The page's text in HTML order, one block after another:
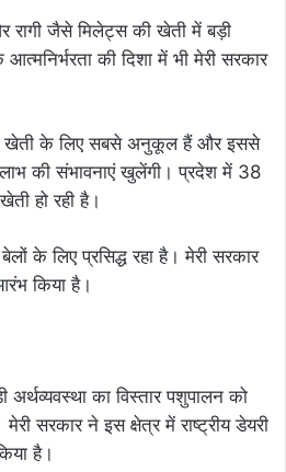
जैसे मिलेट्स की खेती में बड़ी
की दिशा में भी मेरी सरकार
के लिए सबसे अनुकूल हैं और इससे
की संभावनाएं खुलेंगी। प्रदेश में 38
हो रही है।
के लिए प्रसिद्ध रहा है। मेरी सरकार
किया है।
का विस्तार पशुपालन को
मेरी सरकार ने इस क्षेत्र में राष्ट्रीय डेयरी
है।